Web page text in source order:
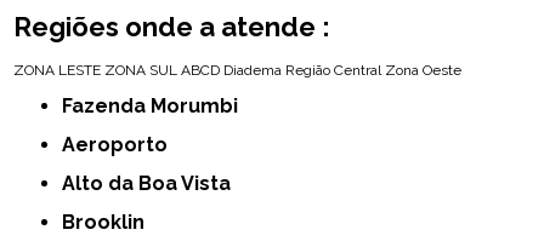
Regiões onde a atende :
ZONA LESTE ZONA SUL ABCD Diadema Região Central Zona Oeste
Fazenda Morumbi
Aeroporto
Alto da Boa Vista
Brooklin